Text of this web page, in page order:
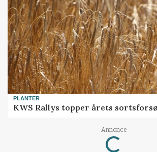
PLANTER
KWS Rallys topper årets
Annonce
Loading...